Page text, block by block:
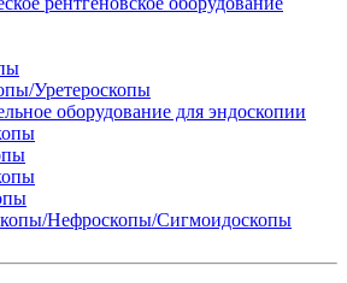
Уретероскопы
оборудование для эндоскопии
Нефроскопы/Сигмоидоскопы